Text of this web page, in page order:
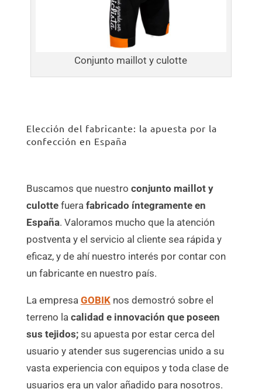
Conjunto maillot y culotte
Elección del fabricante: la apuesta por la
confección en España
Buscamos que nuestro conjunto maillot y
culottefuera fabricado íntegramente en
España. Valoramos mucho que la atención
postventa y el servicio al cliente sea rápida y
eficaz, y de ahí nuestro interés por contar con
un fabricante en nuestro país.
La empresa GOBIKnos demostró sobre el
terreno la calidad e innovación que poseen
sus tejidos;su apuesta por estar cerca del
usuario y atender sus sugerencias unido a su
vasta experiencia con equipos y toda clase de
usuarios era un valor añadido para nosotros.